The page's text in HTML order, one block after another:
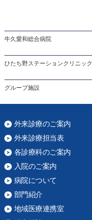
牛久愛和総合病院
ひたち野ステーションクリニック
グループ施設
外来診療のご案内
外来診療担当表
各診療科のご案内
入院のご案内
病院について
部門紹介
地域医療連携室